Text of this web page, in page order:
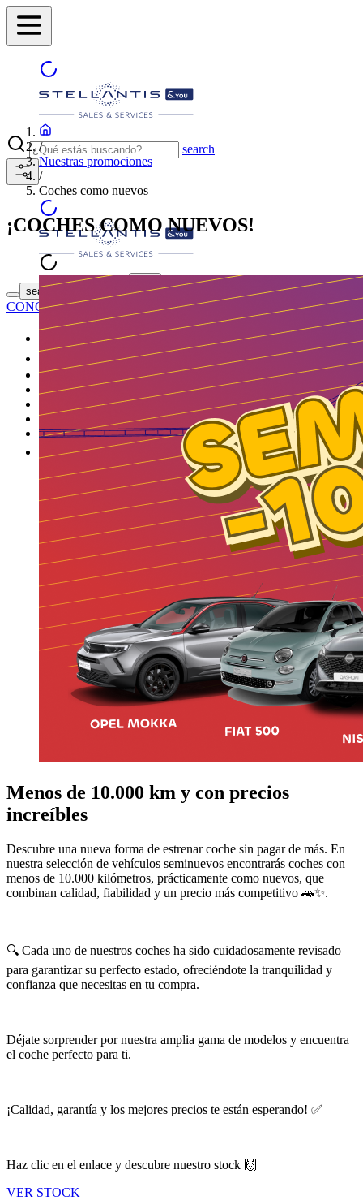
search
search button - icon
ENCUENTRA TU
CONCESIONARIO
Coches nuevos
Coches de segunda mano
Nuestras promociones
Nuestras marcas
Cita Taller
Tasar coche gratis
Otros
/
Nuestras promociones
/
Coches como nuevos
¡COCHES COMO NUEVOS!
Menos de 10.000 km y con precios
increíbles
Descubre una nueva forma de estrenar coche sin pagar de más. En
nuestra selección de vehículos seminuevos encontrarás coches con
menos de 10.000 kilómetros, prácticamente como nuevos, que
combinan calidad, fiabilidad y un precio más competitivo 🚗✨.
🔍 Cada uno de nuestros coches ha sido cuidadosamente revisado
para garantizar su perfecto estado, ofreciéndote la tranquilidad y
confianza que necesitas en tu compra.
Déjate sorprender por nuestra amplia gama de modelos y encuentra
el coche perfecto para ti.
¡Calidad, garantía y los mejores precios te están esperando! ✅
Haz clic en el enlace y descubre nuestro stock 🙌
VER STOCK